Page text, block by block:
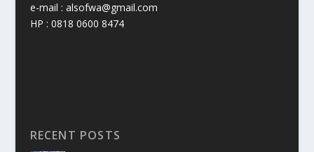
e-mail : alsofwa@gmail.com
HP : 0818 0600 8474
RECENT POSTS